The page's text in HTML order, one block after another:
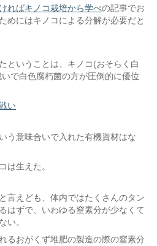
ればキノコ栽培から学べの記事でお
めにはキノコによる分解が必要だと
ということは、キノコ(おそらく白
で白色腐朽菌の方が圧倒的に優位
い
う意味合いで入れた有機資材はな
は生えた。
言えども、体内ではたくさんのタン
はずで、いわゆる窒素分が少なくて
い。
るおがくず堆肥の製造の際の窒素分